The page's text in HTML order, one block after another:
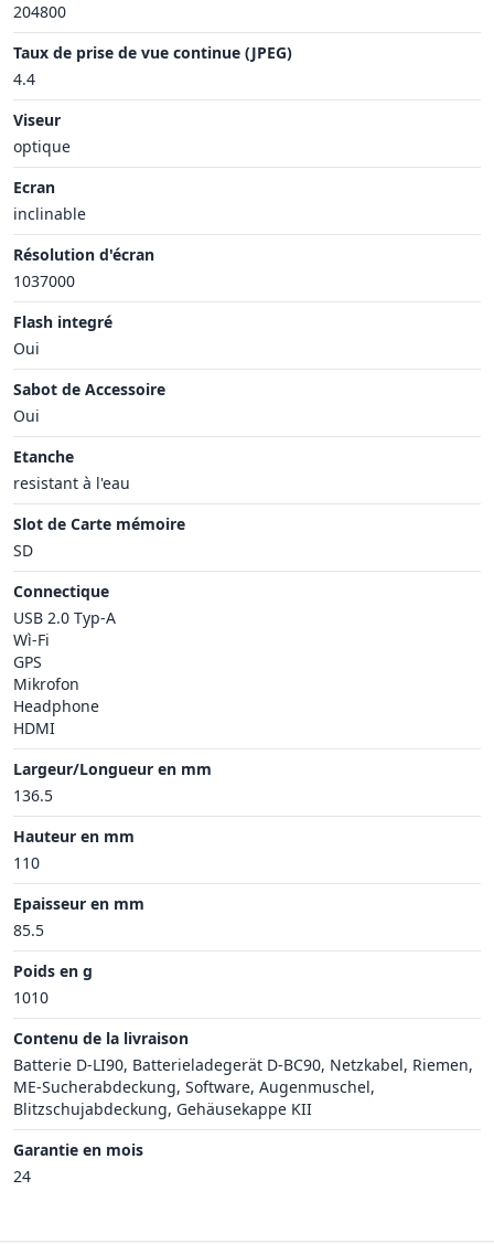
204800
Taux de prise de vue continue (JPEG)
4.4
Viseur
optique
Ecran
inclinable
Résolution d'écran
1037000
Flash integré
Oui
Sabot de Accessoire
Oui
Etanche
resistant à l'eau
Slot de Carte mémoire
SD
Connectique
USB 2.0 Typ-A
Wì-Fi
GPS
Mikrofon
Headphone
HDMI
Largeur/Longueur en mm
136.5
Hauteur en mm
110
Epaisseur en mm
85.5
Poids en g
1010
Contenu de la livraison
Batterie D-LI90, Batterieladegerät D-BC90, Netzkabel, Riemen,
ME-Sucherabdeckung, Software, Augenmuschel,
Blitzschujabdeckung, Gehäusekappe KII
Garantie en mois
24